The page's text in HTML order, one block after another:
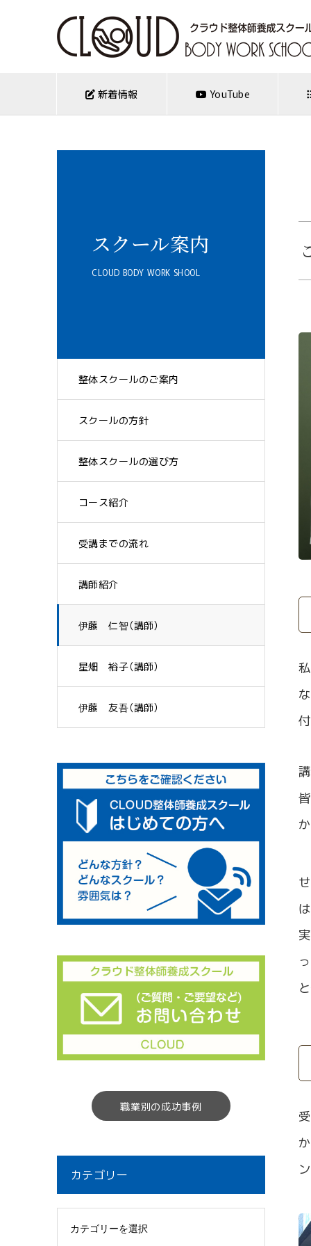
新着情報 YouTube
スクール案内
CLOUD BODY WORK SHOOL
整体スクールのご案内
スクールの方針
整体スクールの選び方
コース紹介
受講までの流れ
講師紹介
伊藤 仁智（講師）
星畑 裕子（講師）
伊藤 友吾（講師）
職業別の成功事例
カテゴリー